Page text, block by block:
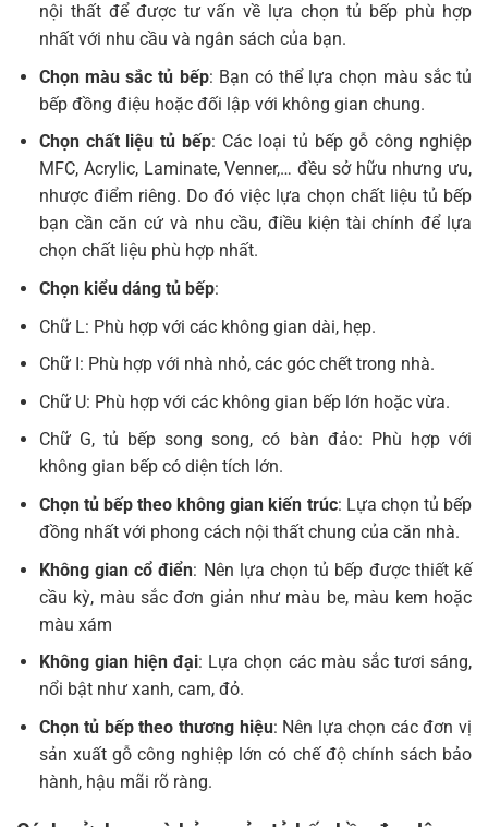
nội thất để được tư vấn về lựa chọn tủ bếp phù hợp
nhất với nhu cầu và ngân sách của bạn.
Chọn màu sắc tủ bếp: Bạn có thể lựa chọn màu sắc tủ
bếp đồng điệu hoặc đối lập với không gian chung.
Chọn chất liệu tủ bếp: Các loại tủ bếp gỗ công nghiệp
MFC, Acrylic, Laminate, Venner,… đều sở hữu nhưng ưu,
nhược điểm riêng. Do đó việc lựa chọn chất liệu tủ bếp
bạn cần căn cứ và nhu cầu, điều kiện tài chính để lựa
chọn chất liệu phù hợp nhất.
Chọn kiểu dáng tủ bếp:
Chữ L: Phù hợp với các không gian dài, hẹp.
Chữ I: Phù hợp với nhà nhỏ, các góc chết trong nhà.
Chữ U: Phù hợp với các không gian bếp lớn hoặc vừa.
Chữ G, tủ bếp song song, có bàn đảo: Phù hợp với
không gian bếp có diện tích lớn.
Chọn tủ bếp theo không gian kiến trúc: Lựa chọn tủ bếp
đồng nhất với phong cách nội thất chung của căn nhà.
Không gian cổ điển: Nên lựa chọn tủ bếp được thiết kế
cầu kỳ, màu sắc đơn giản như màu be, màu kem hoặc
màu xám
Không gian hiện đại: Lựa chọn các màu sắc tươi sáng,
nổi bật như xanh, cam, đỏ.
Chọn tủ bếp theo thương hiệu: Nên lựa chọn các đơn vị
sản xuất gỗ công nghiệp lớn có chế độ chính sách bảo
hành, hậu mãi rõ ràng.